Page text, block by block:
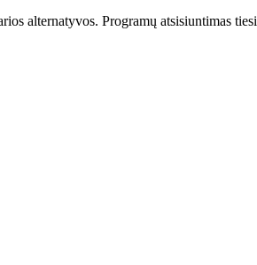
alternatyvos. Programų atsisiuntimas